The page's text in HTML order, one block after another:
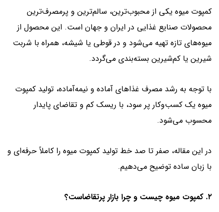
کمپوت میوه یکی از محبوب‌ترین، سالم‌ترین و پرمصرف‌ترین
محصولات صنایع غذایی در ایران و جهان است. این محصول از
میوه‌های تازه تهیه می‌شود و در قوطی یا شیشه، همراه با شربت
شیرین یا کم‌شیرین بسته‌بندی می‌گردد.
با توجه به رشد مصرف غذاهای آماده و نیمه‌آماده، تولید کمپوت
میوه یک کسب‌وکار پر سود، با ریسک کم و تقاضای پایدار
محسوب می‌شود.
در این مقاله، صفر تا صد خط تولید کمپوت میوه را کاملاً حرفه‌ای و
با زبان ساده توضیح می‌دهیم.
۲. کمپوت میوه چیست و چرا بازار پرتقاضاست؟